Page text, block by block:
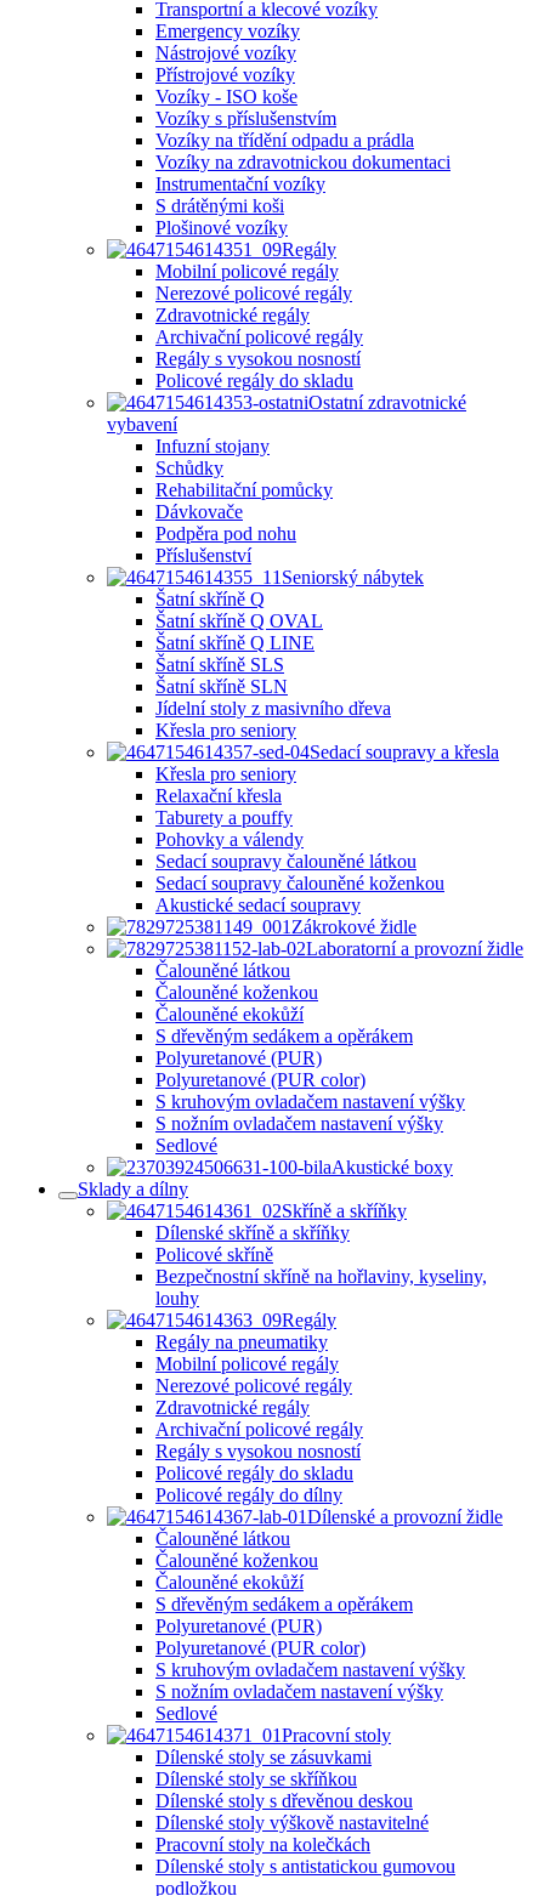
Transportní a klecové vozíky
Emergency vozíky
Nástrojové vozíky
Přístrojové vozíky
Vozíky - ISO koše
Vozíky s příslušenstvím
Vozíky na třídění odpadu a prádla
Vozíky na zdravotnickou dokumentaci
Instrumentační vozíky
S drátěnými koši
Plošinové vozíky
Regály
Mobilní policové regály
Nerezové policové regály
Zdravotnické regály
Archivační policové regály
Regály s vysokou nosností
Policové regály do skladu
Ostatní zdravotnické
vybavení
Infuzní stojany
Schůdky
Rehabilitační pomůcky
Dávkovače
Podpěra pod nohu
Příslušenství
Seniorský nábytek
Šatní skříně Q
Šatní skříně Q OVAL
Šatní skříně Q LINE
Šatní skříně SLS
Šatní skříně SLN
Jídelní stoly z masivního dřeva
Křesla pro seniory
Sedací soupravy a křesla
Křesla pro seniory
Relaxační křesla
Taburety a pouffy
Pohovky a válendy
Sedací soupravy čalouněné látkou
Sedací soupravy čalouněné koženkou
Akustické sedací soupravy
Zákrokové židle
Laboratorní a provozní židle
Čalouněné látkou
Čalouněné koženkou
Čalouněné ekokůží
S dřevěným sedákem a opěrákem
Polyuretanové (PUR)
Polyuretanové (PUR color)
S kruhovým ovladačem nastavení výšky
S nožním ovladačem nastavení výšky
Sedlové
Akustické boxy
Sklady a dílny
Skříně a skříňky
Dílenské skříně a skříňky
Policové skříně
Bezpečnostní skříně na hořlaviny, kyseliny,
louhy
Regály
Regály na pneumatiky
Mobilní policové regály
Nerezové policové regály
Zdravotnické regály
Archivační policové regály
Regály s vysokou nosností
Policové regály do skladu
Policové regály do dílny
Dílenské a provozní židle
Čalouněné látkou
Čalouněné koženkou
Čalouněné ekokůží
S dřevěným sedákem a opěrákem
Polyuretanové (PUR)
Polyuretanové (PUR color)
S kruhovým ovladačem nastavení výšky
S nožním ovladačem nastavení výšky
Sedlové
Pracovní stoly
Dílenské stoly se zásuvkami
Dílenské stoly se skříňkou
Dílenské stoly s dřevěnou deskou
Dílenské stoly výškově nastavitelné
Pracovní stoly na kolečkách
Dílenské stoly s antistatickou gumovou
podložkou